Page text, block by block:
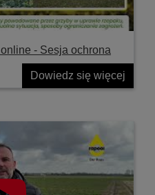
- Sesja ochrona
Dowiedz się więcej